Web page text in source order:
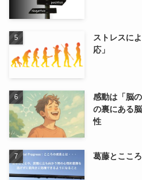
ストレスに
応」
感動は「脳
の裏にある
性
葛藤とここ